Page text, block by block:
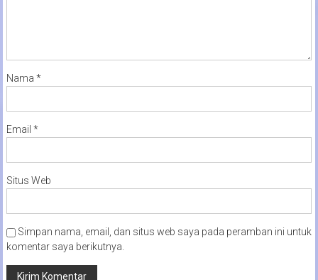
Nama *
Email *
Situs Web
Simpan nama, email, dan situs web saya pada peramban ini untuk
komentar saya berikutnya.